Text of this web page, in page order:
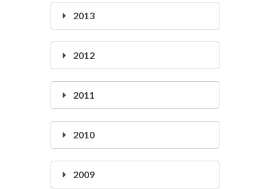
2013
2012
2011
2010
2009